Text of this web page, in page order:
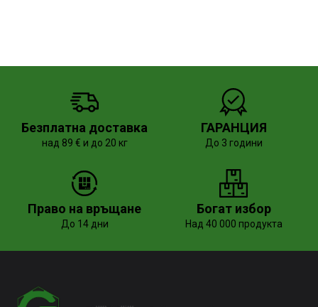
Безплатна доставка
над 89 € и до 20 кг
ГАРАНЦИЯ
До 3 години
Право на връщане
До 14 дни
Богат избор
Над 40 000 продукта